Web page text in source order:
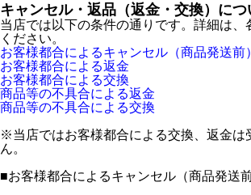
キャンセル・返品（返金・交換）につ
当店では以下の条件の通りです。詳細は、
ください。
お客様都合によるキャンセル（商品発送前）
お客様都合による返金
お客様都合による交換
商品等の不具合による返金
商品等の不具合による交換
※当店ではお客様都合による交換、返金は
ん。
■お客様都合によるキャンセル（商品発送前